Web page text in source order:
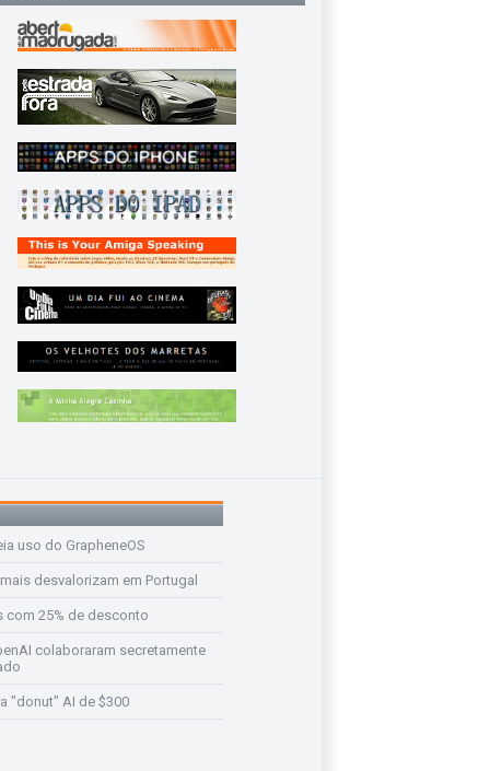
uso do GrapheneOS
desvalorizam em Portugal
com 25% de desconto
colaboraram secretamente
"donut" AI de $300